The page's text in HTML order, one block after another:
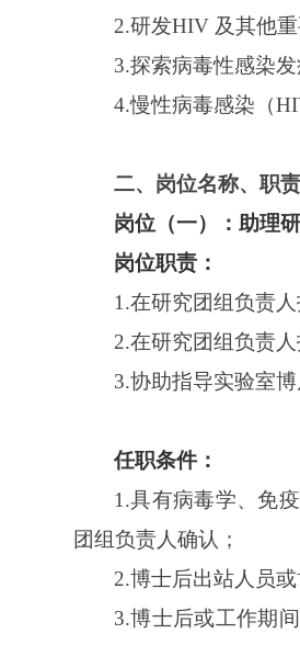
2.研发HIV 及其他
3.探索病毒性感染
4.慢性病毒感染（
二、 岗位名称、职
岗位（一）
：助理
岗位职责 ：
1.在研究团组负责
2.在研究团组负责
3.协助指导实验室博
任职条件：
1.具有病毒学、 免
团组负责人确认；
2.博士后出站人员
3.博士后或工作期